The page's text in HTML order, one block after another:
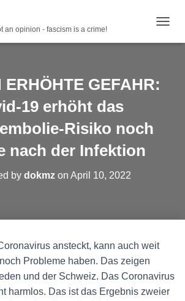
an opinion - fascism is a crime!
ERHÖHTE GEFAHR:
19 erhöht das
Risiko noch
nach der Infektion
by dokmz on April 10, 2022
ansteckt, kann auch weit
Probleme haben. Das zeigen
und der Schweiz. Das Coronavirus
harmlos. Das ist das Ergebnis zweier